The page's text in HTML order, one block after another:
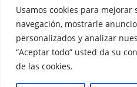
Usamos cookies para mejorar
navegación, mostrarle
personalizados y analizar
“Aceptar todo” usted da su
de las cookies.
Aviso
Legal
Declaración de
Accesibilidad
Mapa
Sitio